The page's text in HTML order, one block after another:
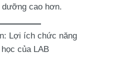
cao hơn.
Lợi ích chức năng
của LAB